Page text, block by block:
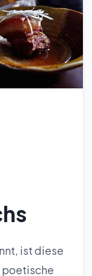
ist diese
poetische